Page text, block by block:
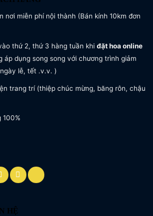
nơi miễn phí nội thành (Bán kính 10km đơn
thứ 2, thứ 3 hàng tuần khi đặt hoa online
áp dụng song song với chương trình giảm
lễ, tết .v.v. )
trang trí (thiệp chúc mừng, băng rôn, chậu
100%
HỆ